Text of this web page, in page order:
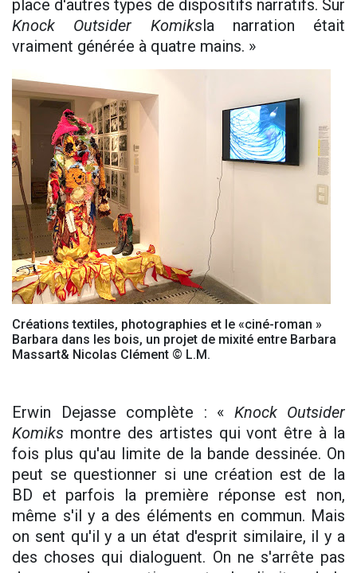
place d'autres types de dispositifs narratifs. Sur
Knock Outsider Komiksla narration était
vraiment générée à quatre mains. »
Créations textiles, photographies et le «ciné-roman »
Barbara dans les bois, un projet de mixité entre Barbara
Massart& Nicolas Clément © L.M.
Erwin Dejasse complète : « Knock Outsider
Komiks montre des artistes qui vont être à la
fois plus qu'au limite de la bande dessinée. On
peut se questionner si une création est de la
BD et parfois la première réponse est non,
même s'il y a des éléments en commun. Mais
on sent qu'il y a un état d'esprit similaire, il y a
des choses qui dialoguent. On ne s'arrête pas